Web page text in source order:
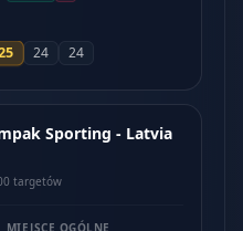
24 24
Sporting - Latvia
targetów
MIEJSCE OGÓLNE